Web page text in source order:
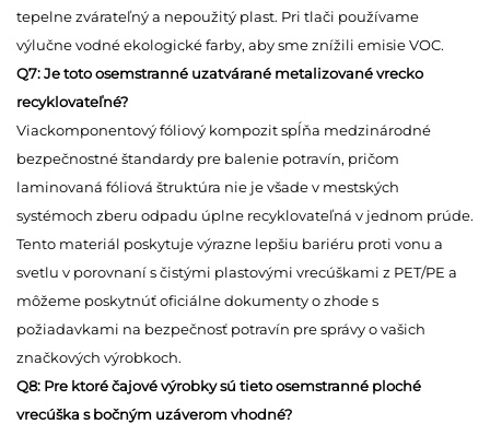
tepelne zvárateľný a nepoužitý plast. Pri tlači používame
výlučne vodné ekologické farby, aby sme znížili emisie VOC.
Q7: Je toto osemstranné uzatvárané metalizované vrecko
recyklovateľné?
Viackomponentový fóliový kompozit spĺňa medzinárodné
bezpečnostné štandardy pre balenie potravín, pričom
laminovaná fóliová štruktúra nie je všade v mestských
systémoch zberu odpadu úplne recyklovateľná v jednom prúde.
Tento materiál poskytuje výrazne lepšiu bariéru proti vonu a
svetlu v porovnaní s čistými plastovými vrecúškami z PET/PE a
môžeme poskytnúť oficiálne dokumenty o zhode s
požiadavkami na bezpečnosť potravín pre správy o vašich
značkových výrobkoch.
Q8: Pre ktoré čajové výrobky sú tieto osemstranné ploché
vrecúška s bočným uzáverom vhodné?